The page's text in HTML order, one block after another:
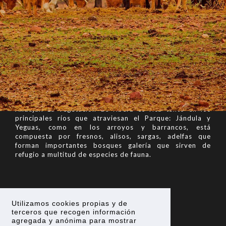
Utilizamos cookies propias y de
terceros que recogen información
agregada y anónima para mostrar
Real sobrevuelan los cielos embriagados por tan
majestuosos olivares.
CON LA FLORAque convive en nuestras fincas.
Los Bosques, Monte Bajo, Dehesa, Paisajes de Ribera se
encuentran en perfecta simbiosis con los olivos, y las
plantas aromáticas como el romero, la mejorana, el
tomillo o el cantueso le proporcionan los aromas, el
carácter y la armonía a nuestro aceite. Esta es la
singularidad del entorno del Parque Natural Sierra de
Andújar. La vegetación de ribera es rica tanto en los
principales ríos que atraviesan el Parque: Jándula y
Yeguas, como en los arroyos y barrancos, está
compuesta por fresnos, alisos, sargas, adelfas que
forman importantes bosques galería que sirven de
refugio a multitud de especies de fauna.